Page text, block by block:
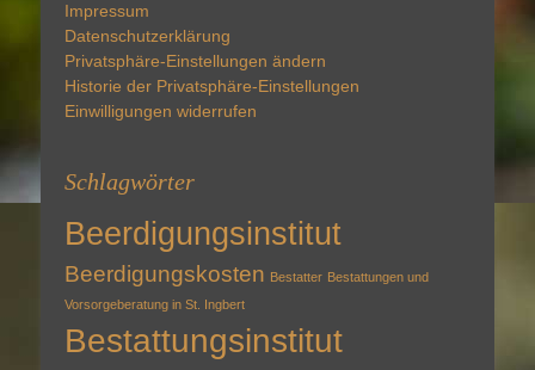
Impressum
Datenschutzerklärung
Privatsphäre-Einstellungen ändern
Historie der Privatsphäre-Einstellungen
Einwilligungen widerrufen
Schlagwörter
Beerdigungsinstitut
Beerdigungskosten Bestatter Bestattungen und
Vorsorgeberatung in St. Ingbert
Bestattungsinstitut